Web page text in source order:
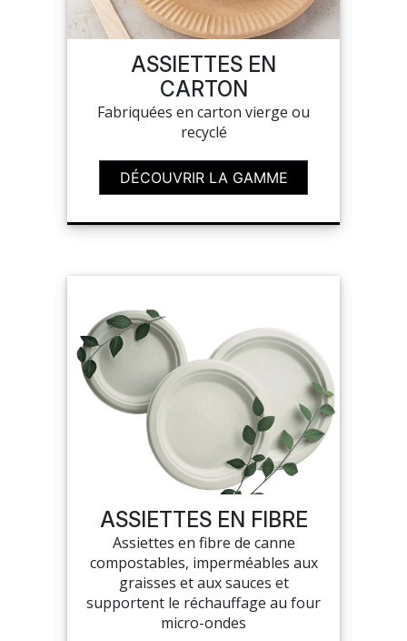
CONFIGURATIONS
PORTAIL
SUR-MESURE
ASSIETTES EN
CARTON
Fabriquées en carton vierge ou
recyclé
DÉCOUVRIR LA GAMME
ASSIETTES EN FIBRE
Assiettes en fibre de canne
compostables, imperméables aux
graisses et aux sauces et
supportent le réchauffage au four
micro-ondes